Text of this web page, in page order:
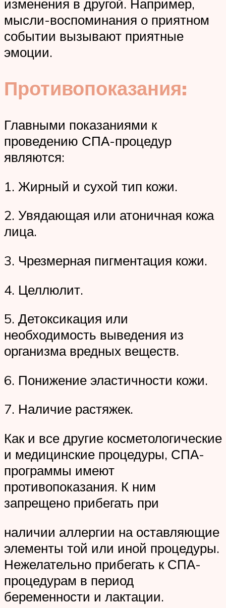
изменения в другой. Например,
мысли-воспоминания о приятном
событии вызывают приятные
эмоции.
Противопоказания:
Главными показаниями к
проведению СПА-процедур
являются:
1. Жирный и сухой тип кожи.
2. Увядающая или атоничная кожа
лица.
3. Чрезмерная пигментация кожи.
4. Целлюлит.
5. Детоксикация или
необходимость выведения из
организма вредных веществ.
6. Понижение эластичности кожи.
7. Наличие растяжек.
Как и все другие косметологические
и медицинские процедуры, СПА-
программы имеют
противопоказания. К ним
запрещено прибегать при
наличии аллергии на оставляющие
элементы той или иной процедуры.
Нежелательно прибегать к СПА-
процедурам в период
беременности и лактации.